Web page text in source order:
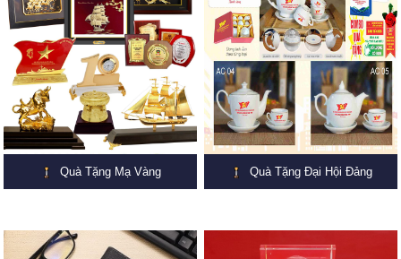
Quà Tặng Mạ Vàng Quà Tặng Đại Hội Đảng